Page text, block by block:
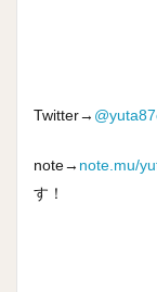
Twitter→
note→ note.mu/
す！